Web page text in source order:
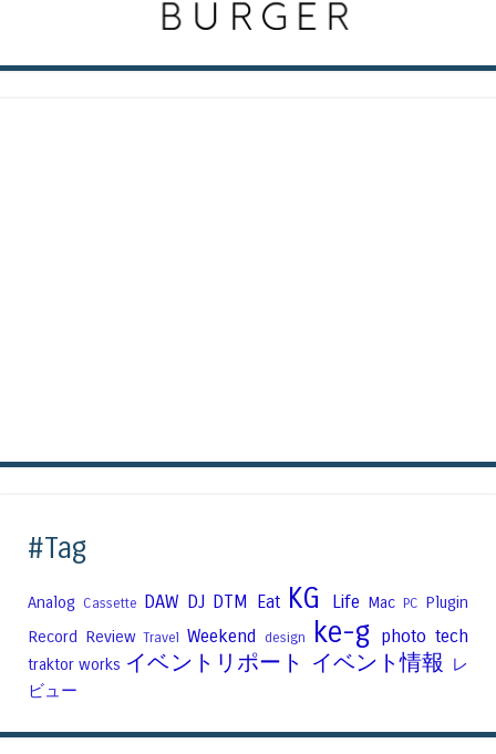
#Tag
Analog Cassette DAW DJ DTM Eat KG Life Mac PC Plugin
Record Review Travel Weekend design ke-g photo tech
traktor works イベントリポート イベント情報
レ
ビュー